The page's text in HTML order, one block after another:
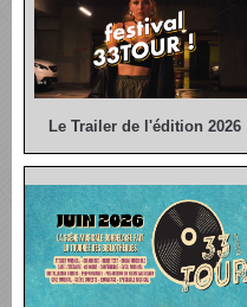
Le Trailer de l'édition 2026